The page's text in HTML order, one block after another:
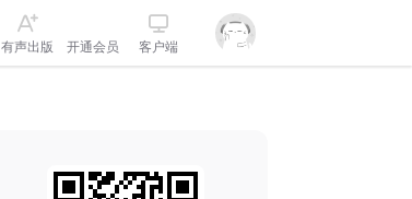
有声出版 开通会员 客户端